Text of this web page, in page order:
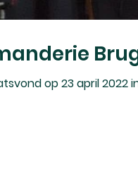
op 23 april 2022 in